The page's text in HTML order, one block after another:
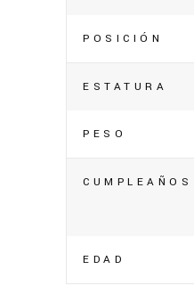
POSICIÓN
ESTATURA
PESO
CUMPLEAÑOS
EDAD